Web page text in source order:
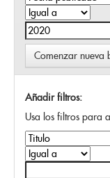
Comenzar nueva
Añadir filtros:
Usa los filtros para